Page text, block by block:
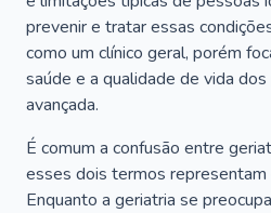
prevenir e tratar essas
como um clínico geral, porém
saúde e a qualidade de vida
avançada.
É comum a confusão entre
esses dois termos
Enquanto a geriatria se